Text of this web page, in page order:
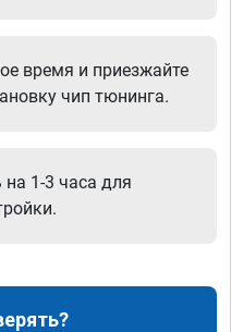
время и приезжайте
чип тюнинга.
1-3 часа для